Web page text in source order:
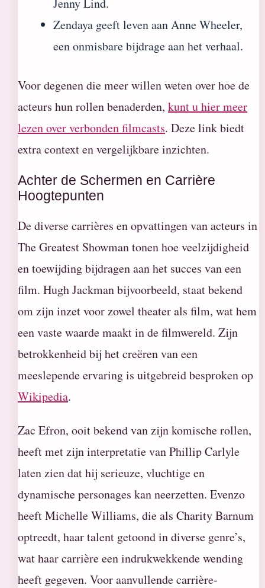
Jenny Lind.
Zendaya geeft leven aan Anne Wheeler,
een onmisbare bijdrage aan het verhaal.
Voor degenen die meer willen weten over hoe de
acteurs hun rollen benaderden, kunt u hier meer
lezen over verbonden filmcasts. Deze link biedt
extra context en vergelijkbare inzichten.
Achter de Schermen en Carrière
Hoogtepunten
De diverse carrières en opvattingen van acteurs in
The Greatest Showman tonen hoe veelzijdigheid
en toewijding bijdragen aan het succes van een
film. Hugh Jackman bijvoorbeeld, staat bekend
om zijn inzet voor zowel theater als film, wat hem
een vaste waarde maakt in de filmwereld. Zijn
betrokkenheid bij het creëren van een
meeslepende ervaring is uitgebreid besproken op
Wikipedia.
Zac Efron, ooit bekend van zijn komische rollen,
heeft met zijn interpretatie van Phillip Carlyle
laten zien dat hij serieuze, vluchtige en
dynamische personages kan neerzetten. Evenzo
heeft Michelle Williams, die als Charity Barnum
optreedt, haar talent getoond in diverse genre’s,
wat haar carrière een indrukwekkende wending
heeft gegeven. Voor aanvullende carrière-